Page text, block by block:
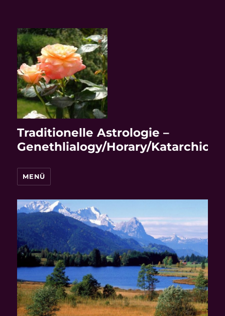
Traditionelle Astrologie –
Genethlialogy/Horary/Katarchic/
MENÜ